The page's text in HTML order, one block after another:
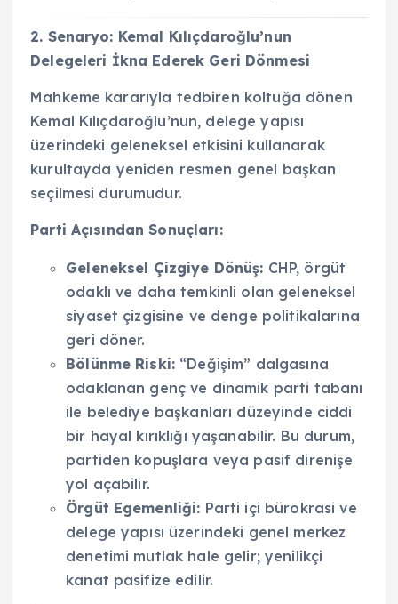
2. Senaryo: Kemal Kılıçdaroğlu’nun
Delegeleri İkna Ederek Geri Dönmesi
Mahkeme kararıyla tedbiren koltuğa dönen
Kemal Kılıçdaroğlu’nun, delege yapısı
üzerindeki geleneksel etkisini kullanarak
kurultayda yeniden resmen genel başkan
seçilmesi durumudur.
Parti Açısından Sonuçları:
Geleneksel Çizgiye Dönüş: CHP, örgüt
odaklı ve daha temkinli olan geleneksel
siyaset çizgisine ve denge politikalarına
geri döner.
Bölünme Riski: “Değişim” dalgasına
odaklanan genç ve dinamik parti tabanı
ile belediye başkanları düzeyinde ciddi
bir hayal kırıklığı yaşanabilir. Bu durum,
partiden kopuşlara veya pasif direnişe
yol açabilir.
Örgüt Egemenliği: Parti içi bürokrasi ve
delege yapısı üzerindeki genel merkez
denetimi mutlak hale gelir; yenilikçi
kanat pasifize edilir.